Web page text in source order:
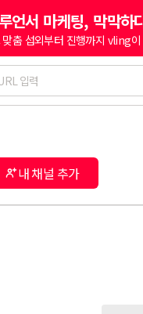
언서 마케팅, 막막하
맞춤 섭외부터 진행까지 vling
내 채널 추가